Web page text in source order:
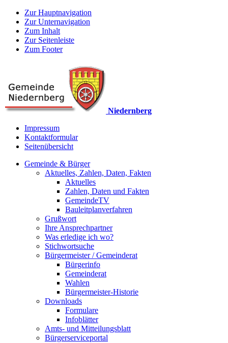
Zur Hauptnavigation
Zur Unternavigation
Zum Inhalt
Zur Seitenleiste
Zum Footer
Niedernberg
Impressum
Kontaktformular
Seitenübersicht
Gemeinde & Bürger
Aktuelles, Zahlen, Daten, Fakten
Aktuelles
Zahlen, Daten und Fakten
GemeindeTV
Bauleitplanverfahren
Grußwort
Ihre Ansprechpartner
Was erledige ich wo?
Stichwortsuche
Bürgermeister / Gemeinderat
Bürgerinfo
Gemeinderat
Wahlen
Bürgermeister-Historie
Downloads
Formulare
Infoblätter
Amts- und Mitteilungsblatt
Bürgerserviceportal